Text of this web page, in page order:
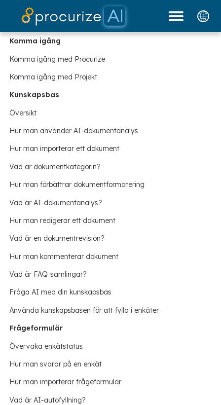
Komma igång
Komma igång med Procurize
Komma igång med Projekt
Kunskapsbas
Översikt
Hur man använder AI-dokumentanalys
Hur man importerar ett dokument
Vad är dokumentkategorin?
Hur man förbättrar dokumentformatering
Vad är AI-dokumentanalys?
Hur man redigerar ett dokument
Vad är en dokumentrevision?
Hur man kommenterar dokument
Vad är FAQ‑samlingar?
Fråga AI med din kunskapsbas
Använda kunskapsbasen för att fylla i enkäter
Frågeformulär
Övervaka enkätstatus
Hur man svarar på en enkät
Hur man importerar frågeformulär
Vad är AI-autofyllning?